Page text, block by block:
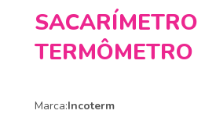
SACARÍMETRO
TERMÔMETRO
Marca:Incoterm